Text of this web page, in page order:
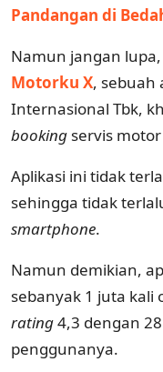
Pandangan di
Namun jangan lupa,
Motorku X, sebuah
Internasional Tbk,
booking servis
Aplikasi ini tidak
sehingga tidak
smartphone.
Namun demikian,
sebanyak 1 juta
rating4,3 dengan
penggunanya.